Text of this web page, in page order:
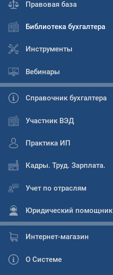
Правовая база
Библиотека бухгалтера
Инструменты
Вебинары
Справочник бухгалтера
Участник ВЭД
Практика ИП
Кадры. Труд. Зарплата.
Учет по отраслям
Юридический помощник
Интернет-магазин
О Системе